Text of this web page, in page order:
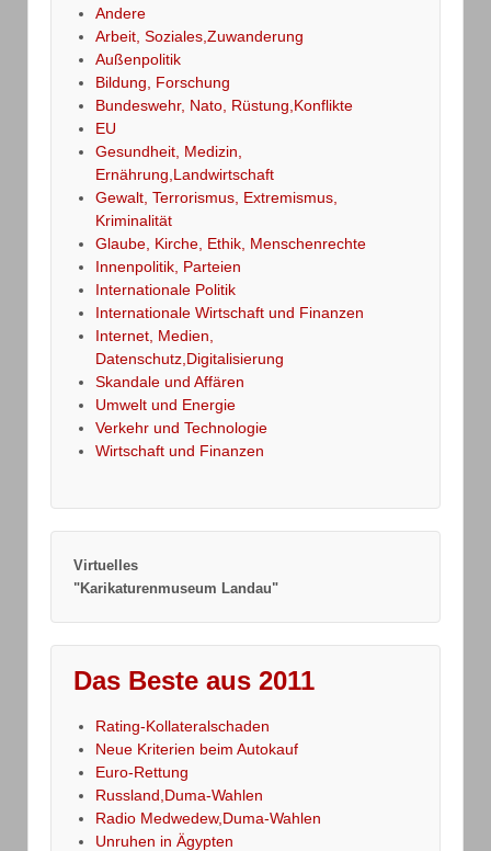
Andere
Arbeit, Soziales,Zuwanderung
Außenpolitik
Bildung, Forschung
Bundeswehr, Nato, Rüstung,Konflikte
EU
Gesundheit, Medizin,
Ernährung,Landwirtschaft
Gewalt, Terrorismus, Extremismus,
Kriminalität
Glaube, Kirche, Ethik, Menschenrechte
Innenpolitik, Parteien
Internationale Politik
Internationale Wirtschaft und Finanzen
Internet, Medien,
Datenschutz,Digitalisierung
Skandale und Affären
Umwelt und Energie
Verkehr und Technologie
Wirtschaft und Finanzen
Virtuelles
"Karikaturenmuseum Landau"
Das Beste aus 2011
Rating-Kollateralschaden
Neue Kriterien beim Autokauf
Euro-Rettung
Russland,Duma-Wahlen
Radio Medwedew,Duma-Wahlen
Unruhen in Ägypten